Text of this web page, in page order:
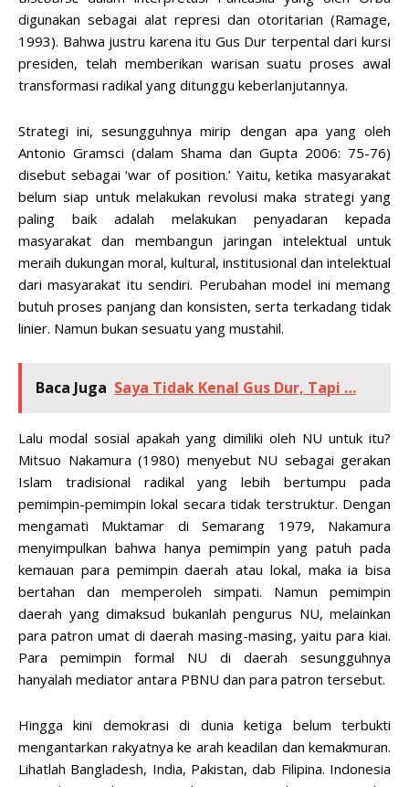
digunakan sebagai alat represi dan otoritarian (Ramage,
1993). Bahwa justru karena itu Gus Dur terpental dari kursi
presiden, telah memberikan warisan suatu proses awal
transformasi radikal yang ditunggu keberlanjutannya.
Strategi ini, sesungguhnya mirip dengan apa yang oleh
Antonio Gramsci (dalam Shama dan Gupta 2006: 75-76)
disebut sebagai ‘war of position.’ Yaitu, ketika masyarakat
belum siap untuk melakukan revolusi maka strategi yang
paling baik adalah melakukan penyadaran kepada
masyarakat dan membangun jaringan intelektual untuk
meraih dukungan moral, kultural, institusional dan intelektual
dari masyarakat itu sendiri. Perubahan model ini memang
butuh proses panjang dan konsisten, serta terkadang tidak
linier. Namun bukan sesuatu yang mustahil.
Baca Juga Saya Tidak Kenal Gus Dur, Tapi …
Lalu modal sosial apakah yang dimiliki oleh NU untuk itu?
Mitsuo Nakamura (1980) menyebut NU sebagai gerakan
Islam tradisional radikal yang lebih bertumpu pada
pemimpin-pemimpin lokal secara tidak terstruktur. Dengan
mengamati Muktamar di Semarang 1979, Nakamura
menyimpulkan bahwa hanya pemimpin yang patuh pada
kemauan para pemimpin daerah atau lokal, maka ia bisa
bertahan dan memperoleh simpati. Namun pemimpin
daerah yang dimaksud bukanlah pengurus NU, melainkan
para patron umat di daerah masing-masing, yaitu para kiai.
Para pemimpin formal NU di daerah sesungguhnya
hanyalah mediator antara PBNU dan para patron tersebut.
Hingga kini demokrasi di dunia ketiga belum terbukti
mengantarkan rakyatnya ke arah keadilan dan kemakmuran.
Lihatlah Bangladesh, India, Pakistan, dab Filipina. Indonesia